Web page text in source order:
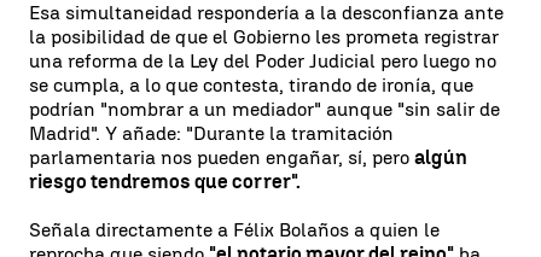
Esa simultaneidad respondería a la desconfianza ante
la posibilidad de que el Gobierno les prometa registrar
una reforma de la Ley del Poder Judicial pero luego no
se cumpla, a lo que contesta, tirando de ironía, que
podrían "nombrar a un mediador" aunque "sin salir de
Madrid". Y añade: "Durante la tramitación
parlamentaria nos pueden engañar, sí, pero algún
riesgo tendremos que correr".
Señala directamente a Félix Bolaños a quien le